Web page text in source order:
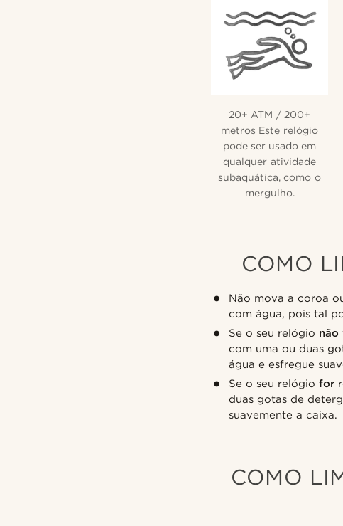
20+ ATM / 200+
metros Este relógio
pode ser usado em
qualquer atividade
subaquática, como o
mergulho.
COMO
Não mova a coroa
com água, pois tal
Se o seu relógio não
com uma ou duas
água e esfregue
Se o seu relógiofor
duas gotas de
suavemente a caixa.
COMO